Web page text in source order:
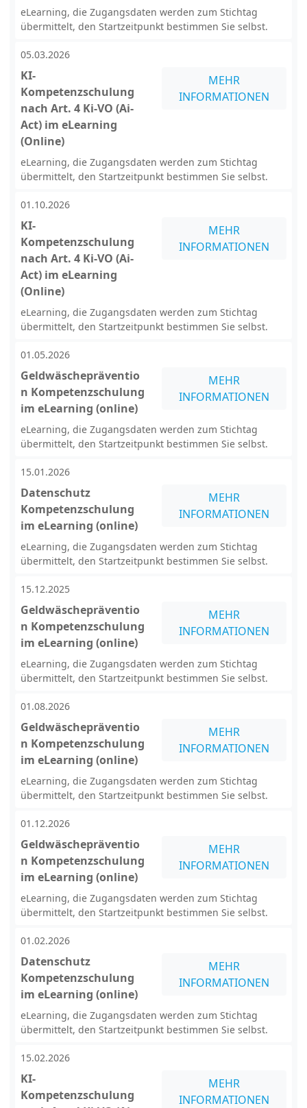
eLearning, die Zugangsdaten werden zum Stichtag
übermittelt, den Startzeitpunkt bestimmen Sie selbst.
05.03.2026
KI-
Kompetenzschulung
nach Art. 4 Ki-VO (Ai-
Act) im eLearning
(Online)
MEHR
INFORMATIONEN
eLearning, die Zugangsdaten werden zum Stichtag
übermittelt, den Startzeitpunkt bestimmen Sie selbst.
01.10.2026
KI-
Kompetenzschulung
nach Art. 4 Ki-VO (Ai-
Act) im eLearning
(Online)
MEHR
INFORMATIONEN
eLearning, die Zugangsdaten werden zum Stichtag
übermittelt, den Startzeitpunkt bestimmen Sie selbst.
01.05.2026
Geldwäschepräventio
n Kompetenzschulung
im eLearning (online)
MEHR
INFORMATIONEN
eLearning, die Zugangsdaten werden zum Stichtag
übermittelt, den Startzeitpunkt bestimmen Sie selbst.
15.01.2026
Datenschutz
Kompetenzschulung
im eLearning (online)
MEHR
INFORMATIONEN
eLearning, die Zugangsdaten werden zum Stichtag
übermittelt, den Startzeitpunkt bestimmen Sie selbst.
15.12.2025
Geldwäschepräventio
n Kompetenzschulung
im eLearning (online)
MEHR
INFORMATIONEN
eLearning, die Zugangsdaten werden zum Stichtag
übermittelt, den Startzeitpunkt bestimmen Sie selbst.
01.08.2026
Geldwäschepräventio
n Kompetenzschulung
im eLearning (online)
MEHR
INFORMATIONEN
eLearning, die Zugangsdaten werden zum Stichtag
übermittelt, den Startzeitpunkt bestimmen Sie selbst.
01.12.2026
Geldwäschepräventio
n Kompetenzschulung
im eLearning (online)
MEHR
INFORMATIONEN
eLearning, die Zugangsdaten werden zum Stichtag
übermittelt, den Startzeitpunkt bestimmen Sie selbst.
01.02.2026
Datenschutz
Kompetenzschulung
im eLearning (online)
MEHR
INFORMATIONEN
eLearning, die Zugangsdaten werden zum Stichtag
übermittelt, den Startzeitpunkt bestimmen Sie selbst.
15.02.2026
KI-
Kompetenzschulung
MEHR
INFORMATIONEN